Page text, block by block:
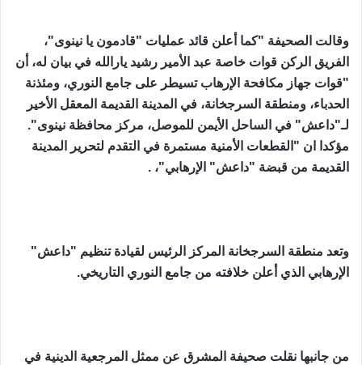
وقالت الصحيفة "كما أعلن قائد عمليات "قادمون يا نينوى"،
الفريق الركن قوات خاصة عبد الأمير رشيد يارالله في بيان له، أن
"قوات جهاز مكافحة الإرهاب تسيطر على جامع النوري، ومئذنة
الحدباء، ومنطقة السرجخانة، في المدينة القديمة المعقل الأخير
لـ"داعش" في الساحل الأيمن للموصل، مركز محافظة نينوى".
مؤكدا ان "القطعات الأمنية مستمرة في التقدم لتحرير المدينة
القديمة من قبضة "داعش" الإرهابي"، .
وتعد منطقة السرجخانة المركز الرئيس لقيادة تنظيم "داعش"
الإرهابي الذي أعلن خلافته من جامع النوري التاريخي.
من جانبها نقلت صحيفة المشرق عن ممثل المرجعية الدينية في